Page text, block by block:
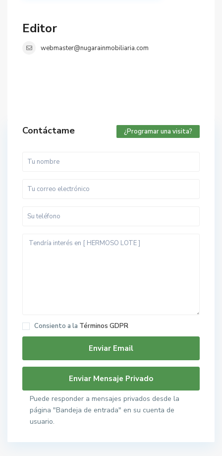
Editor
webmaster@nugarainmobiliaria.com
Contáctame ¿Programar una visita?
Consiento a la Términos GDPR
Puede responder a mensajes privados desde la
página "Bandeja de entrada" en su cuenta de
usuario.